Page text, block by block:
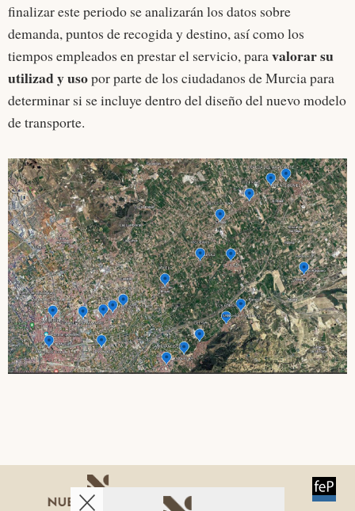
finalizar este periodo se analizarán los datos sobre
demanda, puntos de recogida y destino, así como los
tiempos empleados en prestar el servicio, paravalorar su
utilizad y usopor parte de los ciudadanos de Murcia para
determinar si se incluye dentro del diseño del nuevo modelo
de transporte.